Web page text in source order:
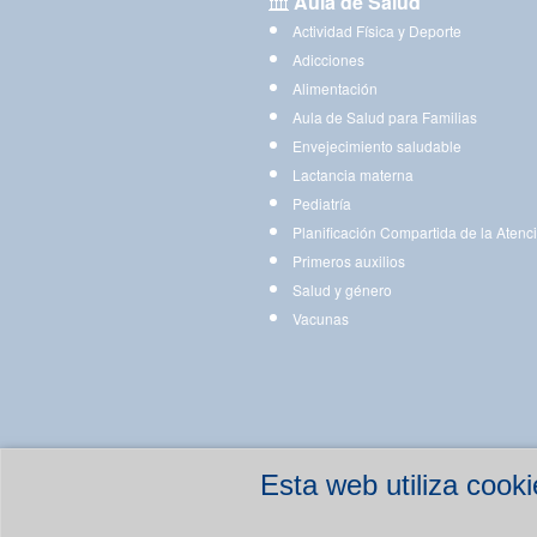
Esta web utiliza
Actividad Física y Deporte
Adicciones
Alimentación
Aula de Salud para Familias
Envejecimiento saludable
Lactancia materna
Pediatría
Planificación Compartida de la
Primeros auxilios
Salud y género
Vacunas